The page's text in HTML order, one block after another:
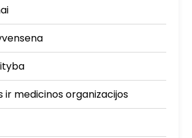
ir medicinos organizacijos